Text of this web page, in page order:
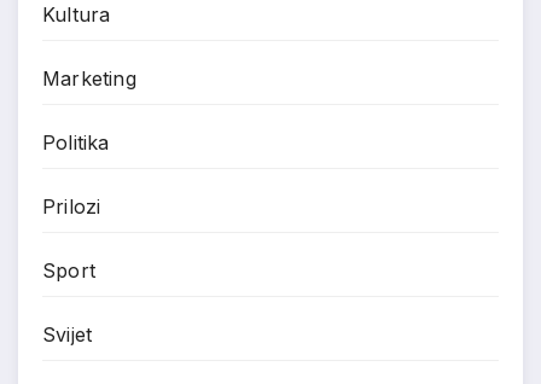
Kultura
Marketing
Politika
Prilozi
Sport
Svijet